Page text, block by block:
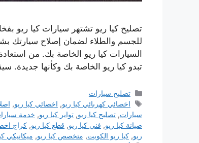
تصليح كيا ريو تشتهر سيارات كيا ريو
للجسم والطلاء لضمان إصلاح سيارتك
السيارات كيا ريو الخاصة بك. من
تبدو كيا ريو الخاصة بك وكأنها جديدة.
التصنيفات
تصليح سيارات
الوسوم
اخصائي كهربائي كيا ريو, اخصائي كيا ريو,
سيارات, تصليح كيا ريو, تواير كيا ريو, خدمة
صيانة كيا ريو, فني كيا ريو, قطع كيا ريو, كراج
ريو, كيا ريو الكويت, متخصص كيا ريو, ميكانيكي